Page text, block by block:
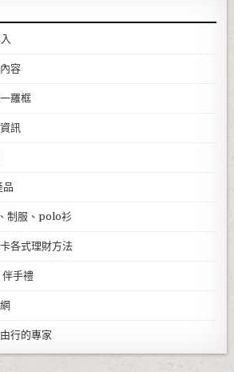
容
羅框
訊
品
制服、polo衫
各式理財方法
伴手禮
行的專家